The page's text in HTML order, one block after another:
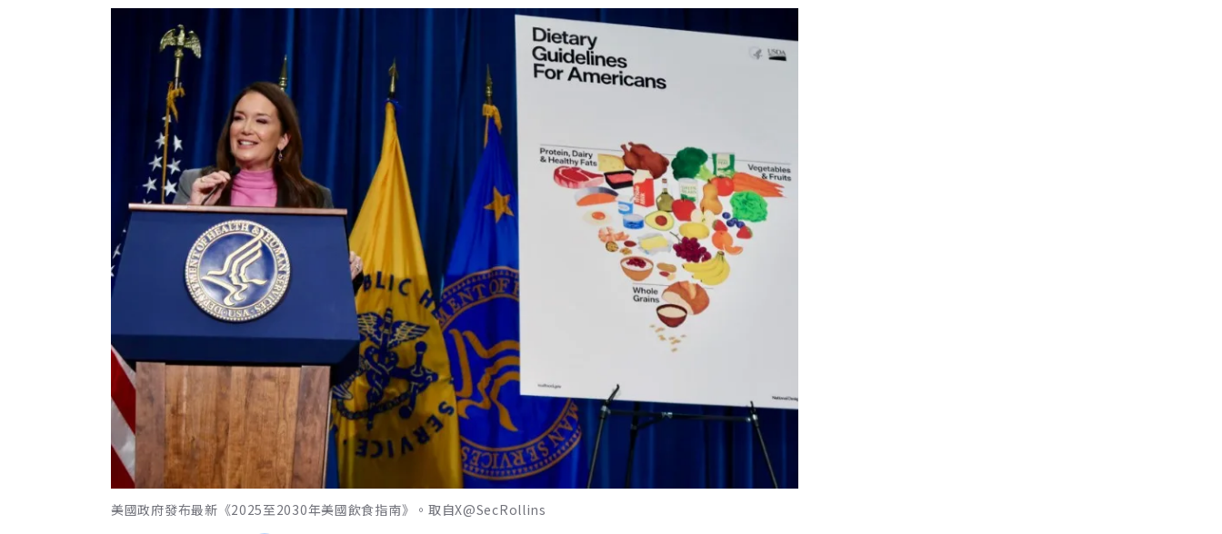
周彥妤
美國政府發布最新《2025至2030年美國飲食指南》。取自X@SecRollins